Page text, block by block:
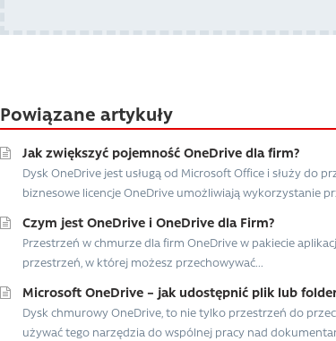
Powiązane artykuły
Jak zwiększyć pojemność OneDrive dla firm?
Dysk OneDrive jest usługą od Microsoft Office i służy do
biznesowe licencje OneDrive umożliwiają wykorzystanie
Czym jest OneDrive i OneDrive dla Firm?
Przestrzeń w chmurze dla firm OneDrive w pakiecie
przestrzeń, w której możesz przechowywać...
Microsoft OneDrive – jak udostępnić plik lub
Dysk chmurowy OneDrive, to nie tylko przestrzeń do
używać tego narzędzia do wspólnej pracy nad